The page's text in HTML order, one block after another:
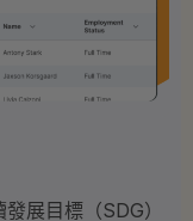
展目標（SDG）